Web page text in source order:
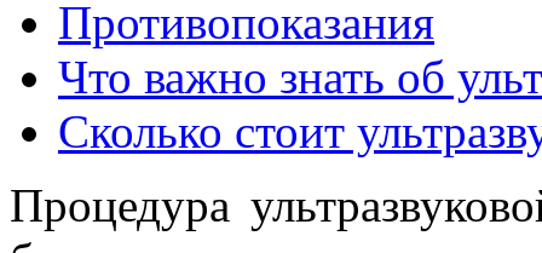
Противопоказания
Что важно знать об
Сколько стоит
Процедура